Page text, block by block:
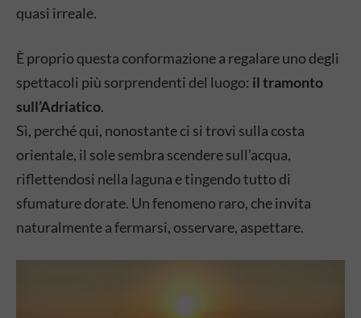
quasi irreale.
È proprio questa conformazione a regalare uno degli
spettacoli più sorprendenti del luogo: il tramonto
sull’Adriatico.
Sì, perché qui, nonostante ci si trovi sulla costa
orientale, il sole sembra scendere sull’acqua,
riflettendosi nella laguna e tingendo tutto di
sfumature dorate. Un fenomeno raro, che invita
naturalmente a fermarsi, osservare, aspettare.